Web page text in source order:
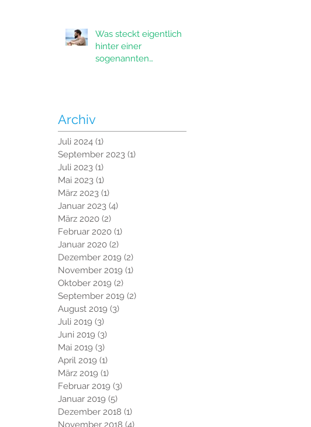
Was steckt eigentlich
hinter einer
sogenannten
Archiv
Juli 2024 (1)
September 2023 (1)
Juli 2023 (1)
Mai 2023 (1)
März 2023 (1)
Januar 2023 (4)
März 2020 (2)
Februar 2020 (1)
Januar 2020 (2)
Dezember 2019 (2)
November 2019 (1)
Oktober 2019 (2)
September 2019 (2)
August 2019 (3)
Juli 2019 (3)
Juni 2019 (3)
Mai 2019 (3)
April 2019 (1)
März 2019 (1)
Februar 2019 (3)
Januar 2019 (5)
Dezember 2018 (1)
November 2018 (4)